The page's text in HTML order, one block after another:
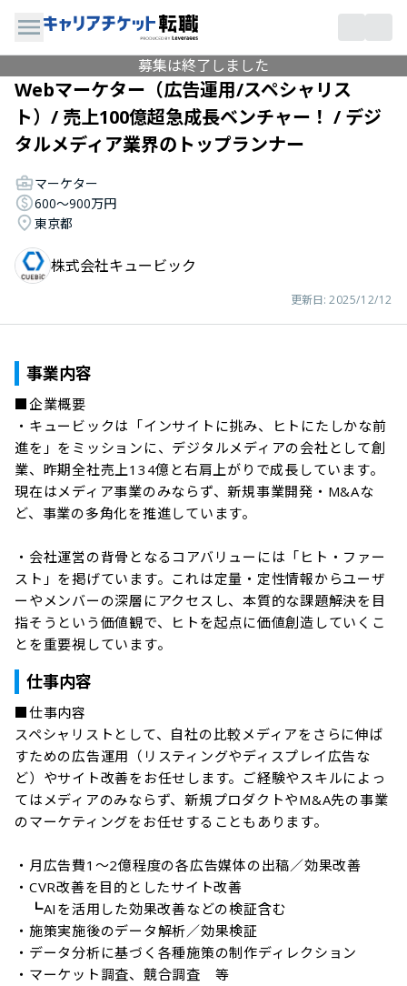
募集は終了しました
Webマーケター（広告運用/スペシャリス
ト）/ 売上100億超急成長ベンチャー！ / デジ
タルメディア業界のトップランナー
マーケター
600〜900万円
東京都
株式会社キュービック
更新日: 2025/12/12
事業内容
■企業概要
・キュービックは「インサイトに挑み、ヒトにたしかな前
進を」をミッションに、デジタルメディアの会社として創
業、昨期全社売上134億と右肩上がりで成長しています。
現在はメディア事業のみならず、新規事業開発・M&Aな
ど、事業の多角化を推進しています。
・会社運営の背骨となるコアバリューには「ヒト・ファー
スト」を掲げています。これは定量・定性情報からユーザ
ーやメンバーの深層にアクセスし、本質的な課題解決を目
指そうという価値観で、ヒトを起点に価値創造していくこ
とを重要視しています。
仕事内容
■仕事内容
スペシャリストとして、自社の比較メディアをさらに伸ば
すための広告運用（リスティングやディスプレイ広告な
ど）やサイト改善をお任せします。ご経験やスキルによっ
てはメディアのみならず、新規プロダクトやM&A先の事業
のマーケティングをお任せすることもあります。
・月広告費1〜2億程度の各広告媒体の出稿／効果改善
・CVR改善を目的としたサイト改善
┗AIを活用した効果改善などの検証含む
・施策実施後のデータ解析／効果検証
・データ分析に基づく各種施策の制作ディレクション
・マーケット調査、競合調査　等